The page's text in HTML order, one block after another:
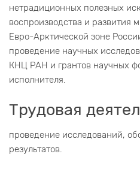
нетрадиционных полезных
воспроизводства и развития
Евро-Арктической зоне
проведение научных
КНЦ РАН и грантов научных
исполнителя.
Трудовая
проведение исследований,
результатов.